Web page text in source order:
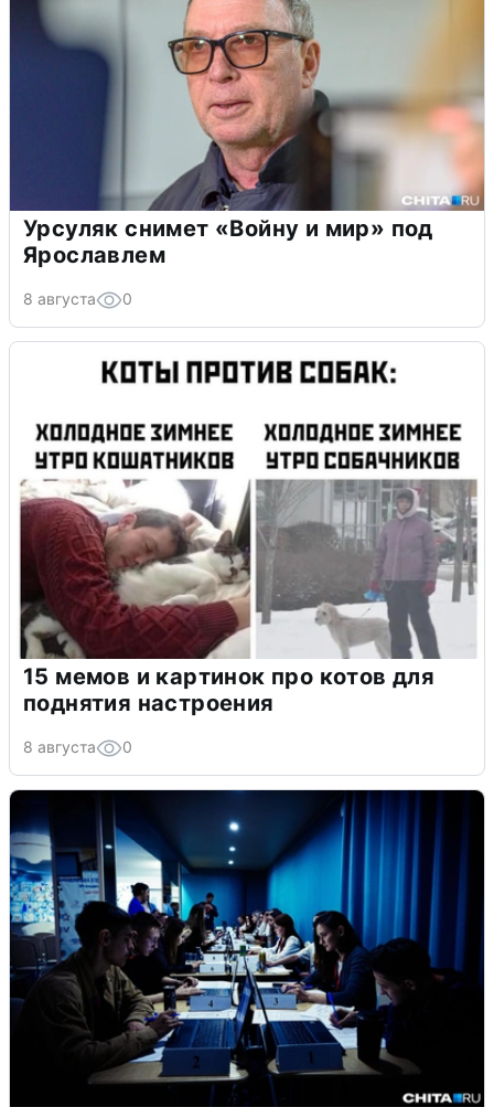
Урсуляк снимет «Войну и мир» под
Ярославлем
8 августа 0
15 мемов и картинок про котов для
поднятия настроения
8 августа 0